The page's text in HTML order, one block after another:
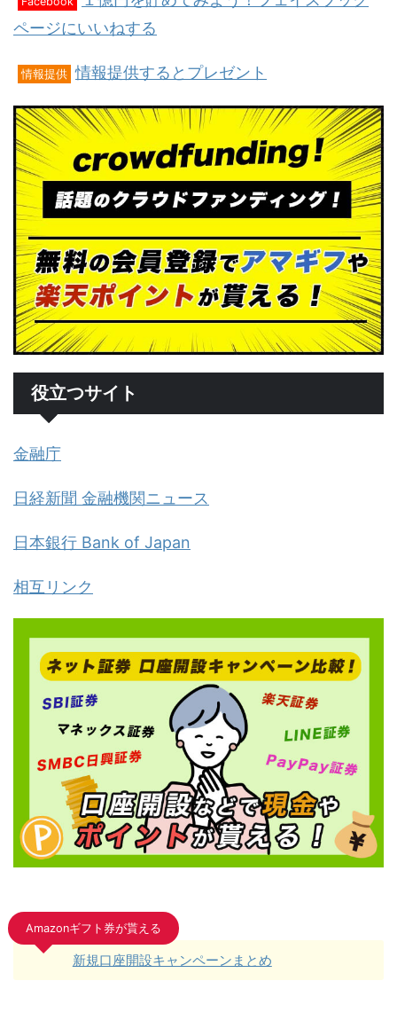
ページにいいねする
情報提供 情報提供するとプレゼント
役立つサイト
金融庁
日経新聞 金融機関ニュース
日本銀行 Bank of Japan
相互リンク
Amazonギフト券が貰える
新規口座開設キャンペーンまとめ